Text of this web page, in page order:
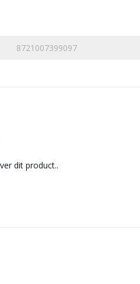
8721007399097
dit product..